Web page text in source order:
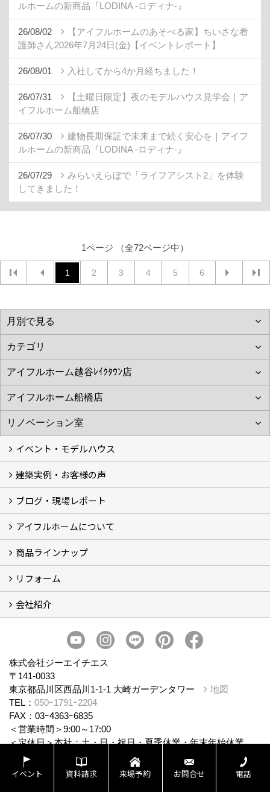
ルホームの新商品『LODINA -ロディナ-』
26/08/02
【アイフルホームのあそべる家】ちいさな看
護師さん2026年7月24日(金)【イベントレポート】
26/08/01 入社してから4か月経ちました！
26/07/31
【土曜日限定】夜のモデルハウス見学会｜ア
イフルホーム船橋店
26/07/30
建物長期保証で未来まで続く安心を｜アイフ
ルホームの新商品『LODINA -ロディナ-』
26/07/29
みらいえらぼで「ライフアシスト2」を体験
してきました！
1ページ （全72ページ中）
1 2 3 4 5 6
イベント・モデルハウス
イベント
モデルハウス見学
建築実例・お客様の声
建築実例
お客様の声
ブログ・現場レポート
ブログ
現場レポート
アイフルホームについて
アイフルホームについて (5)
商品ラインナップ
商品ラインナップ
リフォーム
まるごと断熱リフォーム
イベント情報
施工事例
会社紹介
スタッフ紹介
個人情報保護方針
株式会社ジーエイチエス
〒141-0033
東京都品川区西品川1-1-1 大崎ガーデンタワー
地図
TEL： 050ｰ1791ｰ2204
FAX：03ｰ4363ｰ6835
＜営業時間＞9:00～17:00
＜定休日＞本社：土・日・祝日・夏季休業・年末年始休業、
店舗休日：店舗により異なる
アイフルホーム越谷ﾚｲｸﾀｳﾝ店
イベント 資料請求 来場予約 お問合せ 電話